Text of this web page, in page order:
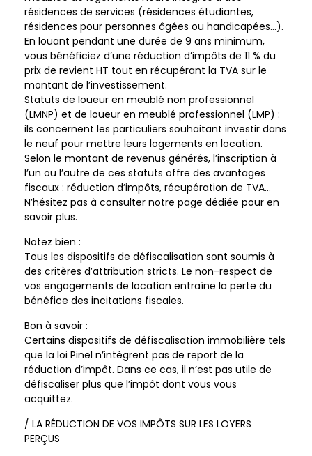
résidences de services (résidences étudiantes,
résidences pour personnes âgées ou handicapées…).
En louant pendant une durée de 9 ans minimum,
vous bénéficiez d’une réduction d’impôts de 11 % du
prix de revient HT tout en récupérant la TVA sur le
montant de l’investissement.
Statuts de loueur en meublé non professionnel
(LMNP) et de loueur en meublé professionnel (LMP) :
ils concernent les particuliers souhaitant investir dans
le neuf pour mettre leurs logements en location.
Selon le montant de revenus générés, l’inscription à
l’un ou l’autre de ces statuts offre des avantages
fiscaux : réduction d’impôts, récupération de TVA…
N’hésitez pas à consulter notre page dédiée pour en
savoir plus.
Notez bien :
Tous les dispositifs de défiscalisation sont soumis à
des critères d’attribution stricts. Le non-respect de
vos engagements de location entraîne la perte du
bénéfice des incitations fiscales.
Bon à savoir :
Certains dispositifs de défiscalisation immobilière tels
que la loi Pinel n’intègrent pas de report de la
réduction d’impôt. Dans ce cas, il n’est pas utile de
défiscaliser plus que l’impôt dont vous vous
acquittez.
/ LA RÉDUCTION DE VOS IMPÔTS SUR LES LOYERS
PERÇUS